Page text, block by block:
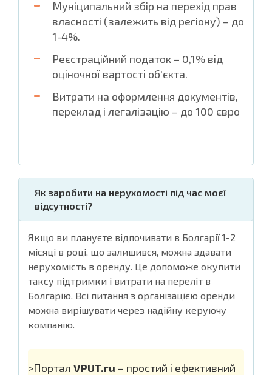
Муніципальний збір на перехід прав
власності (залежить від регіону) – до
1-4%.
Реєстраційний податок – 0,1% від
оціночної вартості об'єкта.
Витрати на оформлення документів,
переклад і легалізацію – до 100 євро
Як заробити на нерухомості під час моєї
відсутності?
Якщо ви плануєте відпочивати в Болгарії 1-2
місяці в році, що залишився, можна здавати
нерухомість в оренду. Це допоможе окупити
таксу підтримки і витрати на переліт в
Болгарію. Всі питання з організацією оренди
можна вирішувати через надійну керуючу
компанію.
>Портал VPUT.ru – простий і ефективний